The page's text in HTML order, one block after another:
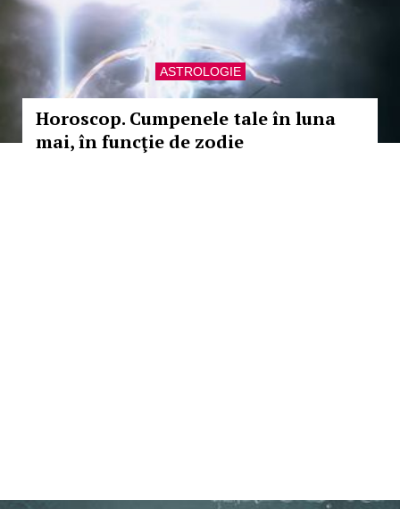
ASTROLOGIE
Horoscop. Cumpenele tale în luna
mai, în funcţie de zodie